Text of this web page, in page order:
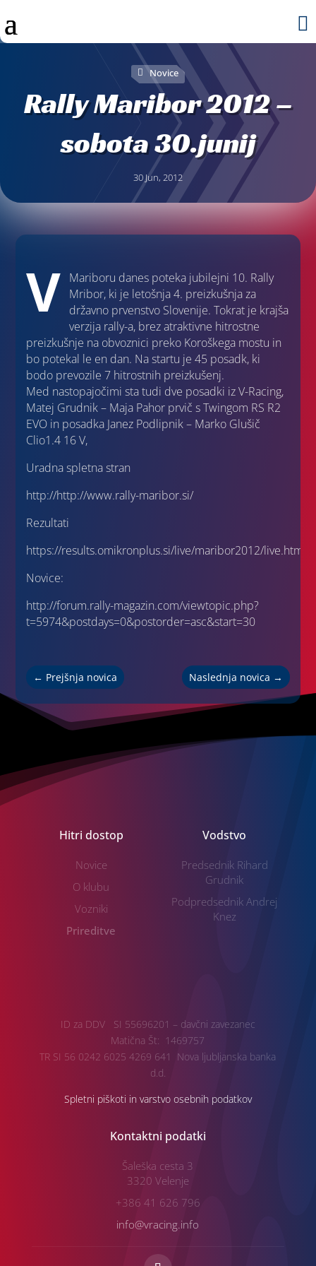

Novice
Rally Maribor 2012 –
sobota 30.junij
30 Jun, 2012
V Mariboru danes poteka jubilejni 10. Rally
Mribor, ki je letošnja 4. preizkušnja za
državno prvenstvo Slovenije. Tokrat je krajša
verzija rally-a, brez atraktivne hitrostne
preizkušnje na obvoznici preko Koroškega mostu in
bo potekal le en dan. Na startu je 45 posadk, ki
bodo prevozile 7 hitrostnih preizkušenj.
Med nastopajočimi sta tudi dve posadki iz V-Racing,
Matej Grudnik – Maja Pahor prvič s Twingom RS R2
EVO in posadka Janez Podlipnik – Marko Glušič
Clio1.4 16 V,
Uradna spletna stran
http://http://www.rally-maribor.si/
Rezultati
https://results.omikronplus.si/live/maribor2012/live.html
Novice:
http://forum.rally-magazin.com/viewtopic.php?
t=5974&postdays=0&postorder=asc&start=30
← Prejšnja novica Naslednja novica →
Hitri dostop
Novice
O klubu
Vozniki
Prireditve
Vodstvo
Predsednik Rihard
Grudnik
Podpredsednik Andrej
Knez
ID za DDV SI 55696201 – davčni zavezanec
Matična Št: 1469757
TR SI 56 0242 6025 4269 641 Nova ljubljanska banka
d.d.
Spletni piškoti in varstvo osebnih podatkov
Kontaktni podatki
Šaleška cesta 3
3320 Velenje
+386 41 626 796
info@vracing.info